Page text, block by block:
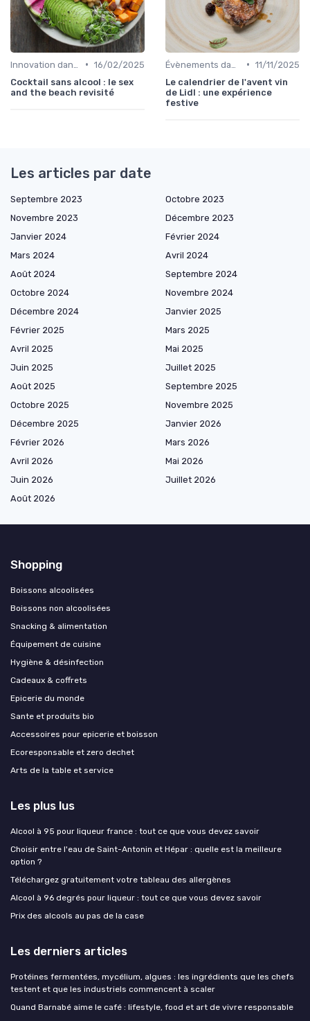
• 16/02/2025
Cocktail sans alcool : le sex
and the beach revisité
• 11/11/2025
Le calendrier de l'avent vin
de Lidl : une expérience
festive
Les articles par date
Septembre 2023
Octobre 2023
Novembre 2023
Décembre 2023
Janvier 2024
Février 2024
Mars 2024
Avril 2024
Août 2024
Septembre 2024
Octobre 2024
Novembre 2024
Décembre 2024
Janvier 2025
Février 2025
Mars 2025
Avril 2025
Mai 2025
Juin 2025
Juillet 2025
Août 2025
Septembre 2025
Octobre 2025
Novembre 2025
Décembre 2025
Janvier 2026
Février 2026
Mars 2026
Avril 2026
Mai 2026
Juin 2026
Juillet 2026
Août 2026
Shopping
Boissons alcoolisées
Boissons non alcoolisées
Snacking & alimentation
Équipement de cuisine
Hygiène & désinfection
Cadeaux & coffrets
Epicerie du monde
Sante et produits bio
Accessoires pour epicerie et boisson
Ecoresponsable et zero dechet
Arts de la table et service
Les plus lus
Alcool à 95 pour liqueur france : tout ce que vous devez savoir
Choisir entre l'eau de Saint-Antonin et Hépar : quelle est la meilleure
option ?
Téléchargez gratuitement votre tableau des allergènes
Alcool à 96 degrés pour liqueur : tout ce que vous devez savoir
Prix des alcools au pas de la case
Les derniers articles
Protéines fermentées, mycélium, algues : les ingrédients que les chefs
testent et que les industriels commencent à scaler
Quand Barnabé aime le café : lifestyle, food et art de vivre responsable